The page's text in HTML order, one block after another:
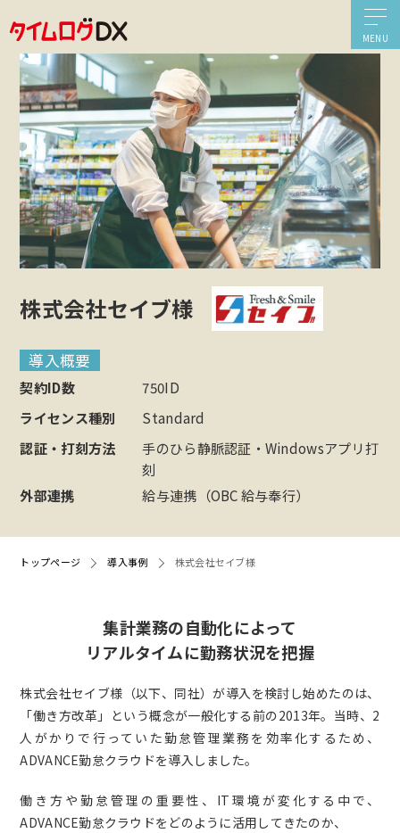
株式会社セイブ様
導入概要
契約ID数
750ID
ライセンス種別
Standard
認証・打刻方法
手のひら静脈認証・Windowsアプリ打
刻
外部連携
給与連携（OBC 給与奉行）
トップページ 導入事例 株式会社セイブ様
集計業務の自動化によって
リアルタイムに勤務状況を把握
株式会社セイブ様（以下、同社）が導入を検討し始めたのは、
「働き方改革」という概念が一般化する前の2013年。当時、2
人がかりで行っていた勤怠管理業務を効率化するため、
ADVANCE勤怠クラウドを導入しました。
働き方や勤怠管理の重要性、IT環境が変化する中で、
ADVANCE勤怠クラウドをどのように活用してきたのか、